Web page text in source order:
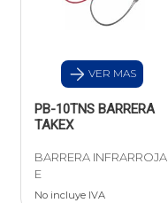
VER MAS
PB-10TNS BARRERA
TAKEX
BARRERA INFRARROJA
E
No incluye IVA